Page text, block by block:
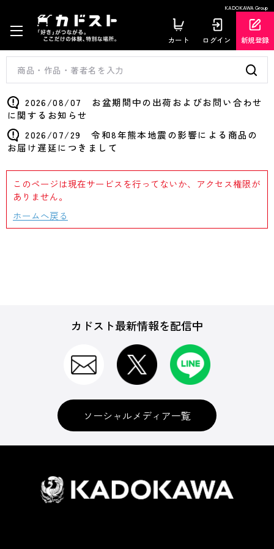
KADOKAWA Group
カート ログイン 新規登録
2026/08/07 お盆期間中の出荷およびお問い合わせ
に関するお知らせ
2026/07/29 令和8年熊本地震の影響による商品の
お届け遅延につきまして
このページは現在サービスを行ってないか、アクセス権限が
ありません。
ホームへ戻る
カドスト最新情報を配信中
ソーシャルメディア一覧